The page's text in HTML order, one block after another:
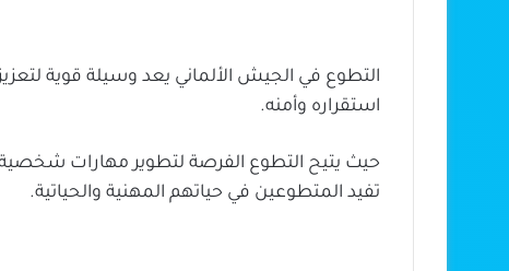
التطوع في الجيش الألماني يعد وسيلة قوية
استقراره وأمنه.
حيث يتيح التطوع الفرصة لتطوير مهارات
تفيد المتطوعين في حياتهم المهنية والحياتية.